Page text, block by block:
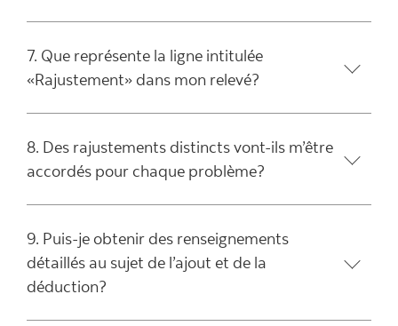
7. Que représente la ligne intitulée
«Rajustement» dans mon relevé?
8. Des rajustements distincts vont-ils m’être
accordés pour chaque problème?
9. Puis-je obtenir des renseignements
détaillés au sujet de l’ajout et de la
déduction?